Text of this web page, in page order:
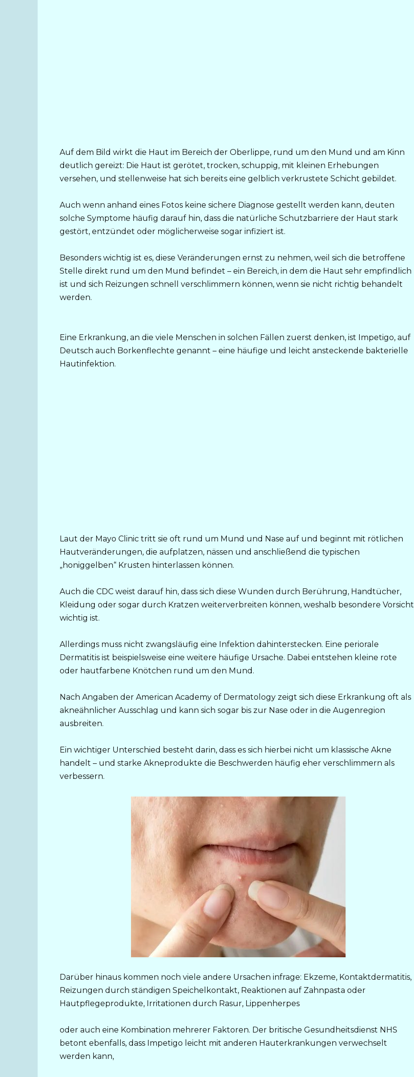
Auf dem Bild wirkt die Haut im Bereich der Oberlippe, rund um den Mund und am Kinn
deutlich gereizt: Die Haut ist gerötet, trocken, schuppig, mit kleinen Erhebungen
versehen, und stellenweise hat sich bereits eine gelblich verkrustete Schicht gebildet.
Auch wenn anhand eines Fotos keine sichere Diagnose gestellt werden kann, deuten
solche Symptome häufig darauf hin, dass die natürliche Schutzbarriere der Haut stark
gestört, entzündet oder möglicherweise sogar infiziert ist.
Besonders wichtig ist es, diese Veränderungen ernst zu nehmen, weil sich die betroffene
Stelle direkt rund um den Mund befindet – ein Bereich, in dem die Haut sehr empfindlich
ist und sich Reizungen schnell verschlimmern können, wenn sie nicht richtig behandelt
werden.
Eine Erkrankung, an die viele Menschen in solchen Fällen zuerst denken, ist Impetigo, auf
Deutsch auch Borkenflechte genannt – eine häufige und leicht ansteckende bakterielle
Hautinfektion.
Laut der Mayo Clinic tritt sie oft rund um Mund und Nase auf und beginnt mit rötlichen
Hautveränderungen, die aufplatzen, nässen und anschließend die typischen
„honiggelben“ Krusten hinterlassen können.
Auch die CDC weist darauf hin, dass sich diese Wunden durch Berührung, Handtücher,
Kleidung oder sogar durch Kratzen weiterverbreiten können, weshalb besondere Vorsicht
wichtig ist.
Allerdings muss nicht zwangsläufig eine Infektion dahinterstecken. Eine periorale
Dermatitis ist beispielsweise eine weitere häufige Ursache. Dabei entstehen kleine rote
oder hautfarbene Knötchen rund um den Mund.
Nach Angaben der American Academy of Dermatology zeigt sich diese Erkrankung oft als
akneähnlicher Ausschlag und kann sich sogar bis zur Nase oder in die Augenregion
ausbreiten.
Ein wichtiger Unterschied besteht darin, dass es sich hierbei nicht um klassische Akne
handelt – und starke Akneprodukte die Beschwerden häufig eher verschlimmern als
verbessern.
Darüber hinaus kommen noch viele andere Ursachen infrage: Ekzeme, Kontaktdermatitis,
Reizungen durch ständigen Speichelkontakt, Reaktionen auf Zahnpasta oder
Hautpflegeprodukte, Irritationen durch Rasur, Lippenherpes
oder auch eine Kombination mehrerer Faktoren. Der britische Gesundheitsdienst NHS
betont ebenfalls, dass Impetigo leicht mit anderen Hauterkrankungen verwechselt
werden kann,